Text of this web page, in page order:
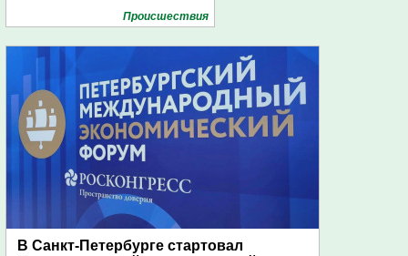
Проиcшествия
В Санкт-Петербурге стартовал